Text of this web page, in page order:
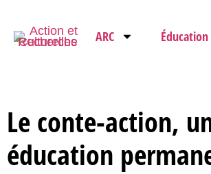
ARC
Le conte-action,
éducation